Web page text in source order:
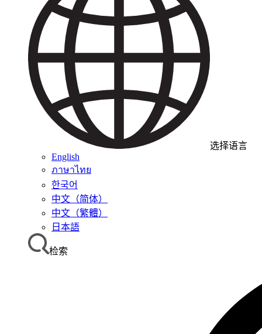
选择语言
English
ภาษาไทย
한국어
中文（简体）
中文（繁體）
日本語
检索